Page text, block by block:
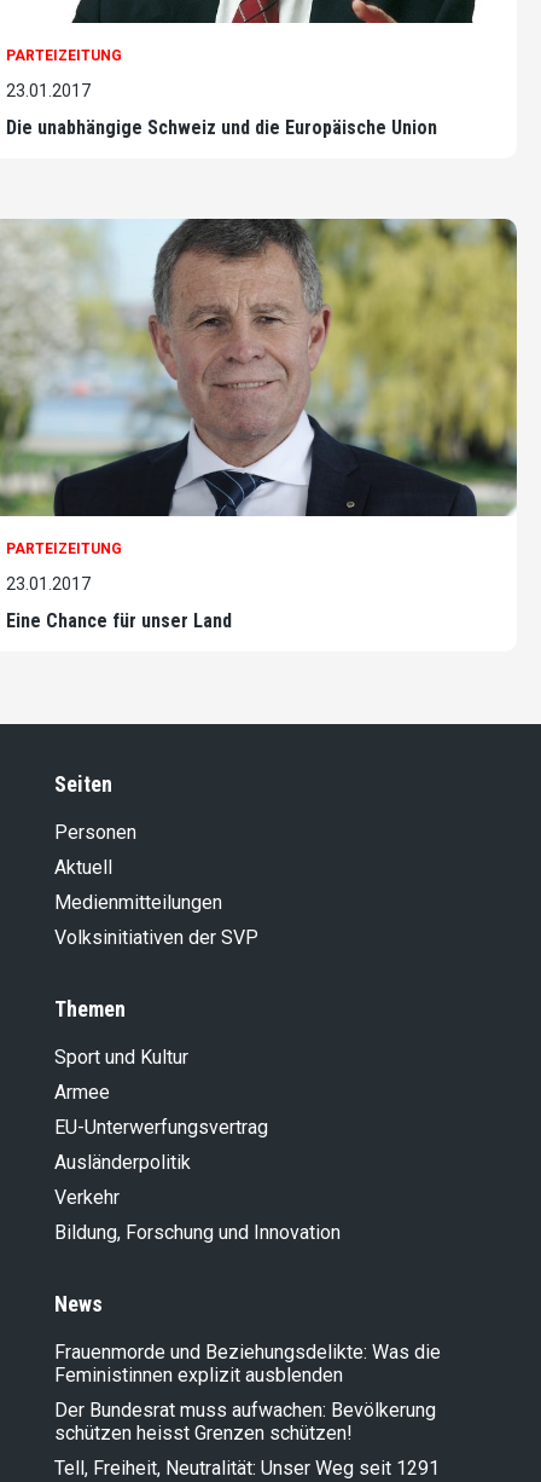
PARTEIZEITUNG
23.01.2017
Die unabhängige Schweiz und die Europäische Union
PARTEIZEITUNG
23.01.2017
Eine Chance für unser Land
Seiten
Personen
Aktuell
Medienmitteilungen
Volksinitiativen der SVP
Themen
Sport und Kultur
Armee
EU-Unterwerfungsvertrag
Ausländer­politik
Verkehr
Bildung, Forschung und Innovation
News
Frauenmorde und Beziehungsdelikte: Was die
Feministinnen explizit ausblenden
Der Bundesrat muss aufwachen: Bevölkerung
schützen heisst Grenzen schützen!
Tell, Freiheit, Neutralität: Unser Weg seit 1291